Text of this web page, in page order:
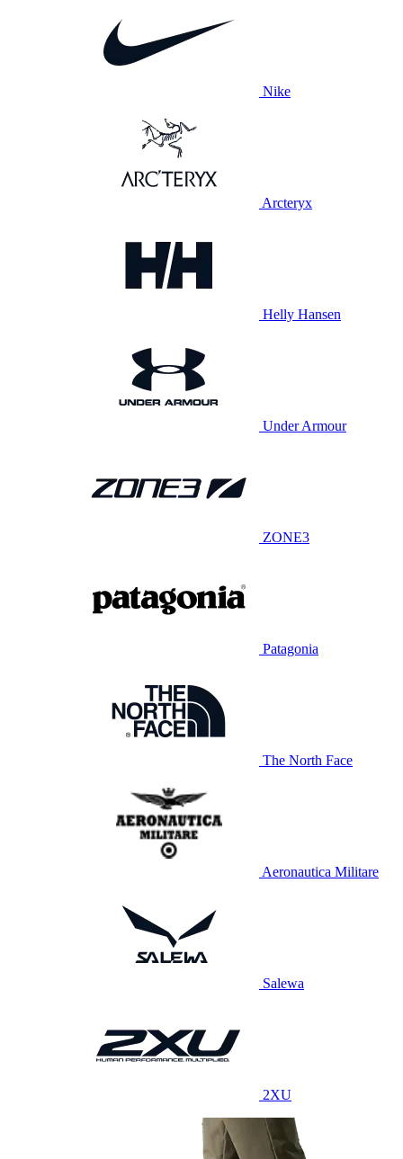
Nike
Arcteryx
Helly Hansen
Under Armour
ZONE3
Patagonia
The North Face
Aeronautica Militare
Salewa
2XU